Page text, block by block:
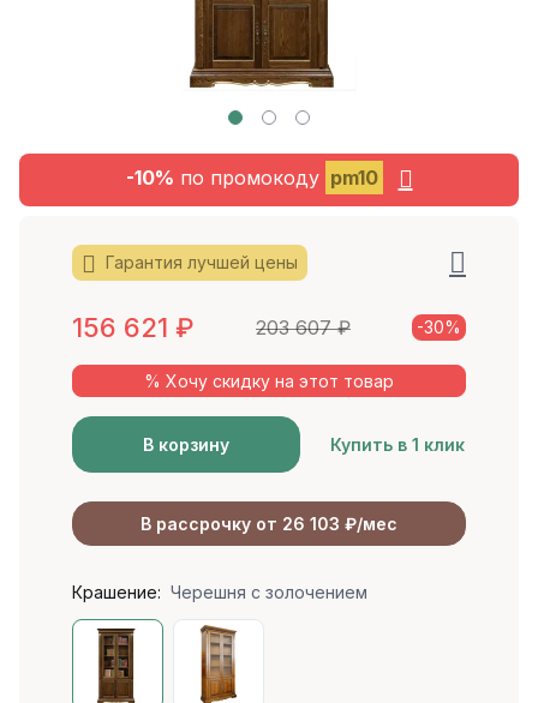
-10% по промокоду pm10
Гарантия лучшей цены
156 621 ₽ 203 607₽ -30%
% Хочу скидку на этот товар
В корзину Купить в 1 клик
В рассрочку от 26 103 ₽/мес
Крашение: Черешня с золочением